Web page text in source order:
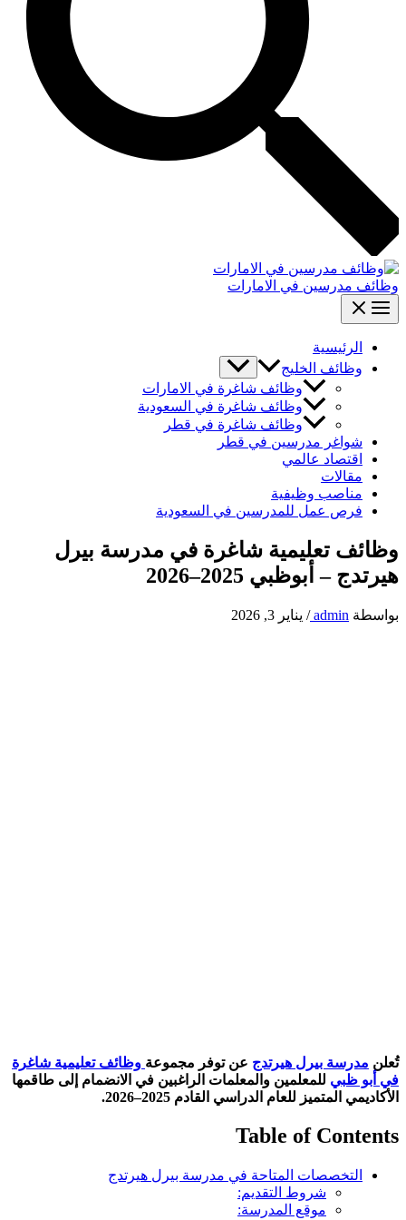
وظائف مدرسين في الامارات
الرئيسية
وظائف الخليج
وظائف شاغرة في الامارات
وظائف شاغرة في السعودية
وظائف شاغرة في قطر
شواغر مدرسين في قطر
اقتصاد عالمي
مقالات
مناصب وظيفية
فرص عمل للمدرسين في السعودية
وظائف تعليمية شاغرة في مدرسة بيرل
هيرتدج – أبوظبي 2025–2026
بواسطة admin
/ يناير 3, 2026
تُعلن مدرسة بيرل هيرتدج عن توفر مجموعة وظائف تعليمية شاغرة
في أبو ظبي للمعلمين والمعلمات الراغبين في الانضمام إلى طاقمها
الأكاديمي المتميز للعام الدراسي القادم 2025–2026.
Table of Contents
التخصصات المتاحة في مدرسة بيرل هيرتدج
شروط التقديم:
موقع المدرسة: